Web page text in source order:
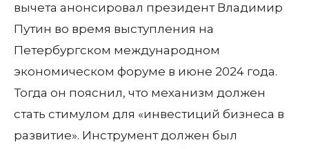
вычета анонсировал президент Владимир
Путин во время выступления на
Петербургском международном
экономическом форуме в июне 2024 года.
Тогда он пояснил, что механизм должен
стать стимулом для «инвестиций бизнеса в
развитие». Инструмент должен был